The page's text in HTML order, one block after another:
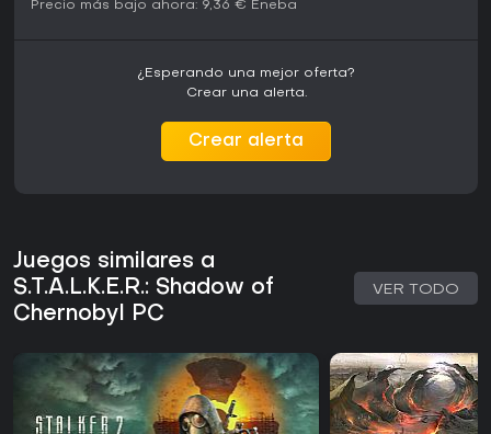
reseñas y un promedio de 83% en Game Rankings de 51
elogios por su atmósfera inmersiva y profundidad, pese a
críticas por bugs e inconsistencias en la historia. Sigue
disponible en PC, con parches como la versión 1.0003 que
Este título es ideal para quienes disfrutan shooters de
supervivencia desafiantes con toques de horror y
decisiones impactantes, sobre todo si atraen los escenarios
intensiva, puede resultar exigente, pero para fans de la
exploración táctica y narrativas rejugables, mantiene un
gran valor incluso hoy.
Precio más bajo ahora: 9,36 € Eneba
¿Esperando una mejor oferta?
Crear una alerta.
Crear alerta
Juegos similares a
S.T.A.L.K.E.R.: Shadow of
Chernobyl PC
VER TODO